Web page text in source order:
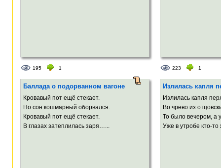
195 1 223 1
Баллада о подорванном вагоне
Кровавый пот ещё стекает.
Но сон кошмарный оборвался.
Кровавый пот ещё стекает.
В глазах затеплилась заря…...
Излилась капля
Излилась капля
Во чрево из
То было вечером, а
Уже в утробе кто-то